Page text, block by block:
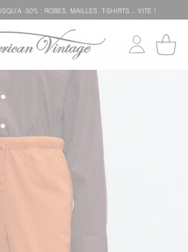
-50% : ROBES, MAILLES, T-SHIRTS... VITE !